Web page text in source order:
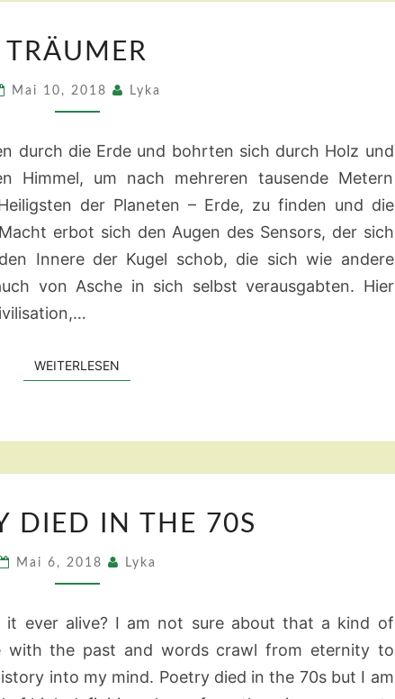
TRÄUMER
Mai 10, 2018 Lyka
durch die Erde und bohrten sich durch Holz und
Himmel, um nach mehreren tausende Metern
der Planeten – Erde, zu finden und die
erbot sich den Augen des Sensors, der sich
Innere der Kugel schob, die sich wie andere
von Asche in sich selbst verausgabten. Hier
WEITERLESEN
DIED
IN
THE
DIED IN THE 70S
Mai 6, 2018 Lyka
ever alive? I am not sure about that a kind of
with the past and words crawl from eternity to
into my mind. Poetry died in the 70s but I am